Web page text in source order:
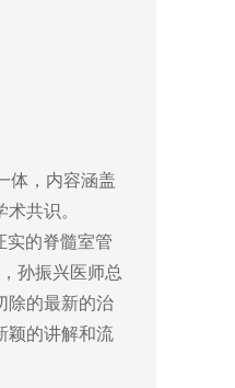
体，内容涵盖
共识。
的脊髓室管
孙振兴医师总
除的最新的治
颖的讲解和流